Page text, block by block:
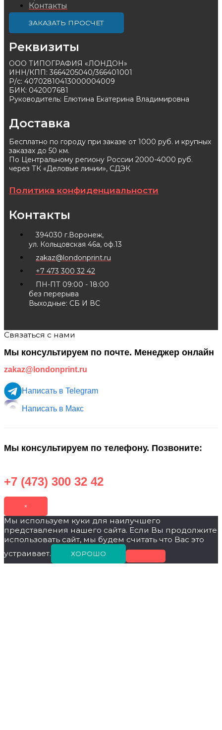
Контакты
ЗАКАЗАТЬ ПРОСЧЕТ
Реквизиты
ООО ТИПОГРАФИЯ «ЛОНДОН»
ИНН/КПП: 3664205040/366401001
Р/с: 40702810413000004009
БИК: 042007681
Руководитель: Елютина Екатерина Владимировна
Доставка
Бесплатно по городу при заказе от 1000 руб. и крупных
заказах до 50 км.
По Центральному региону России 2000-4000 руб.
через ТК «Деловые линии», СДЭК
Политика конфиденциальности
Контакты
394030 г.Воронеж,
ул. Кольцовская 46а, оф.13
zakaz@londonprint.ru
+7 473 300 32 42
ПН-ПТ 09:00 - 18:00
без перерыва
Выходные: СБ И ВС
Связаться с нами
Мы консультируем по почте. Менеджер онлайн
zakaz@londonprint.ru
Написать в Telegram
Написать в Макс
Мы консультируем по телефону. Позвоните:
+7 (473) 300 32 42
×
Мы используем куки для наилучшего
представления нашего сайта. Если Вы продолжите
использовать сайт, мы будем считать что Вас это
устраивает.
ХОРОШО